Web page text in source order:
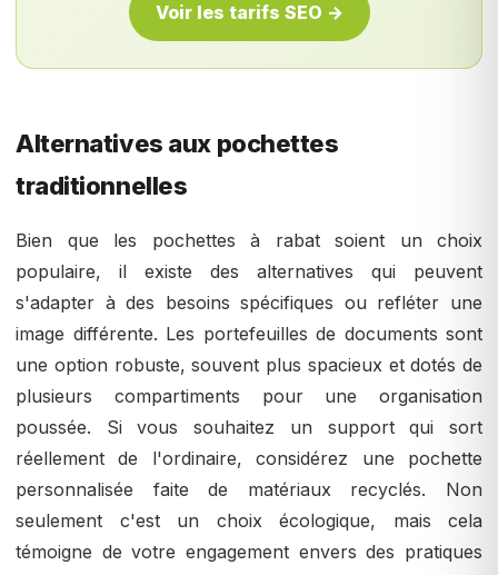
Voir les tarifs SEO →
Alternatives aux pochettes
traditionnelles
Bien que les pochettes à rabat soient un choix
populaire, il existe des alternatives qui peuvent
s'adapter à des besoins spécifiques ou refléter une
image différente. Les portefeuilles de documents sont
une option robuste, souvent plus spacieux et dotés de
plusieurs compartiments pour une organisation
poussée. Si vous souhaitez un support qui sort
réellement de l'ordinaire, considérez une pochette
personnalisée faite de matériaux recyclés. Non
seulement c'est un choix écologique, mais cela
témoigne de votre engagement envers des pratiques